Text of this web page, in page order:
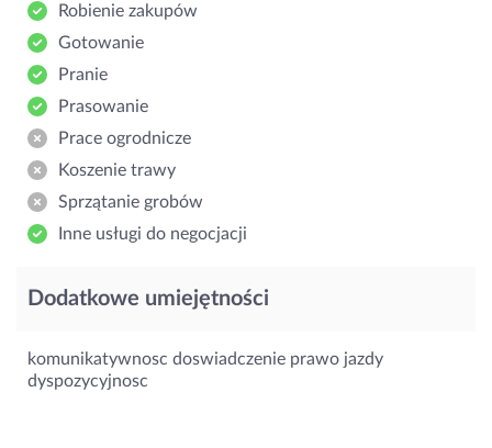
Robienie zakupów
Gotowanie
Pranie
Prasowanie
Prace ogrodnicze
Koszenie trawy
Sprzątanie grobów
Inne usługi do negocjacji
Dodatkowe umiejętności
komunikatywnosc doswiadczenie prawo jazdy
dyspozycyjnosc